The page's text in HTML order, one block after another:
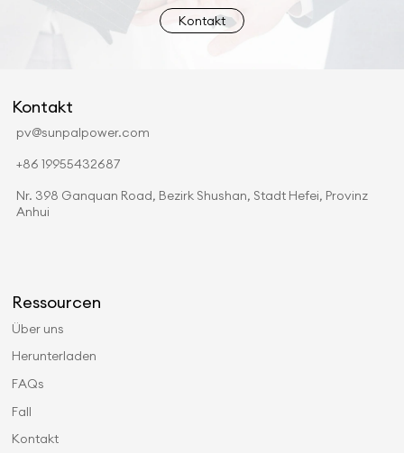
Kontakt
Kontakt
pv@sunpalpower.com
+86 19955432687
Nr. 398 Ganquan Road, Bezirk Shushan, Stadt Hefei, Provinz
Anhui
Ressourcen
Über uns
Herunterladen
FAQs
Fall
Kontakt